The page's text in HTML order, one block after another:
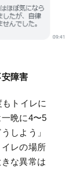
障害
トイレに
晩に4〜5
しよう」
レの場所
な異常は